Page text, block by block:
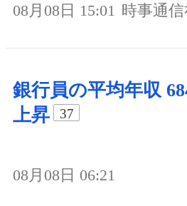
08月08日 15:01 時事通信
銀行員の平均年収
上昇
37
08月08日 06:21